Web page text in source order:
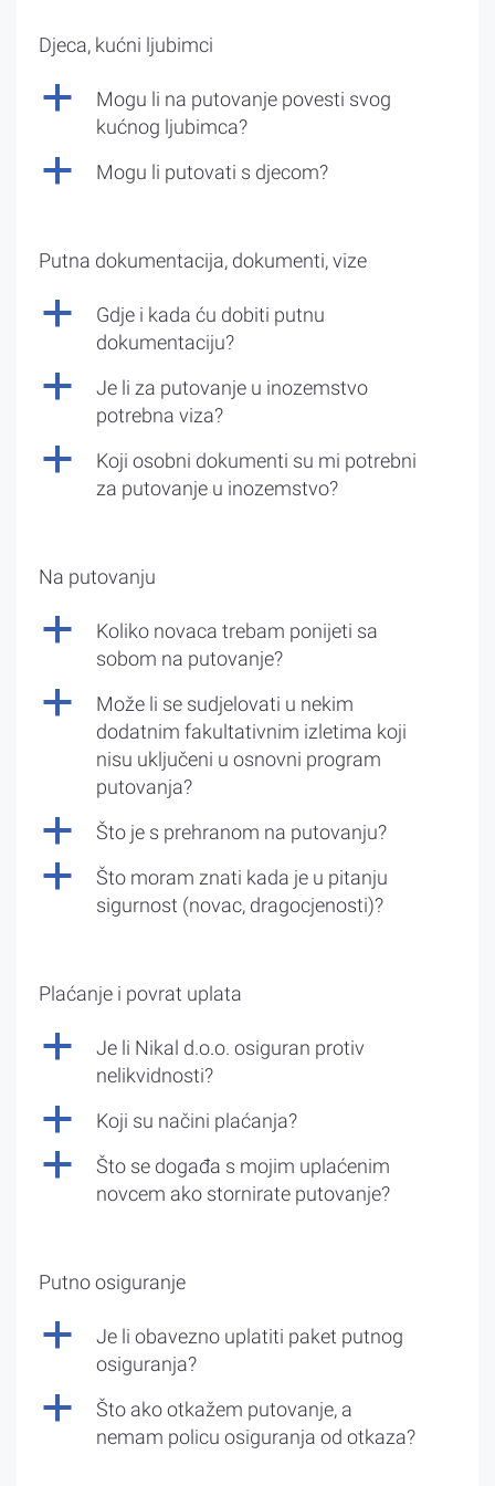
Djeca, kućni ljubimci
a
Mogu li na putovanje povesti svog
kućnog ljubimca?
a Mogu li putovati s djecom?
Putna dokumentacija, dokumenti, vize
a
Gdje i kada ću dobiti putnu
dokumentaciju?
a
Je li za putovanje u inozemstvo
potrebna viza?
a
Koji osobni dokumenti su mi potrebni
za putovanje u inozemstvo?
Na putovanju
a
Koliko novaca trebam ponijeti sa
sobom na putovanje?
a
Može li se sudjelovati u nekim
dodatnim fakultativnim izletima koji
nisu uključeni u osnovni program
putovanja?
a Što je s prehranom na putovanju?
a
Što moram znati kada je u pitanju
sigurnost (novac, dragocjenosti)?
Plaćanje i povrat uplata
a
Je li Nikal d.o.o. osiguran protiv
nelikvidnosti?
a Koji su načini plaćanja?
a
Što se događa s mojim uplaćenim
novcem ako stornirate putovanje?
Putno osiguranje
a
Je li obavezno uplatiti paket putnog
osiguranja?
a
Što ako otkažem putovanje, a
nemam policu osiguranja od otkaza?